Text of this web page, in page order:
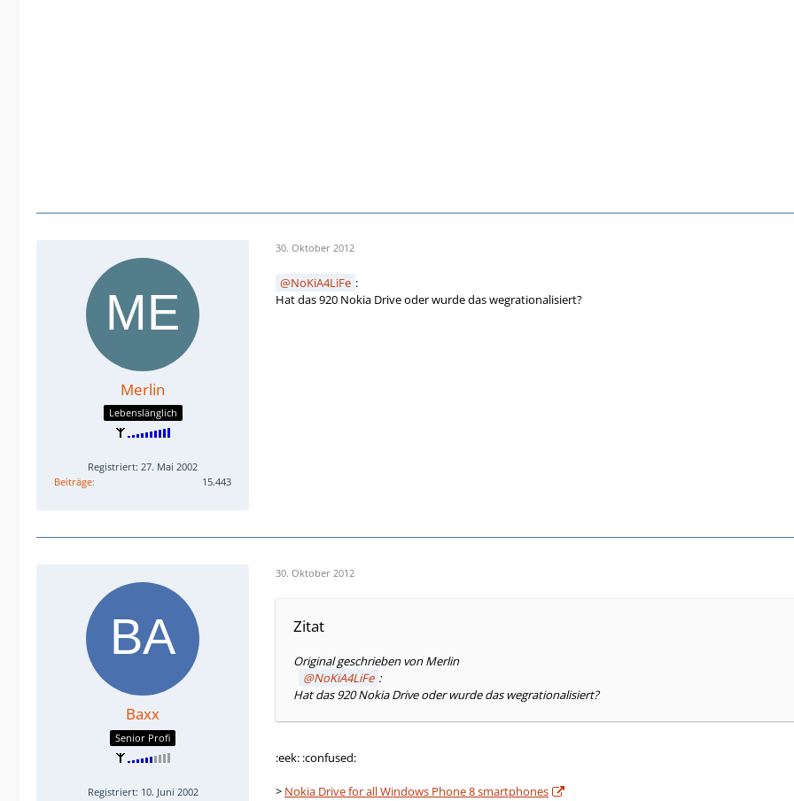
Merlin
Lebenslänglich
Registriert: 27. Mai 2002
Beiträge
15.443
30. Oktober 2012
NoKiA4LiFe :
Hat das 920 Nokia Drive oder wurde das wegrationalisiert?
Baxx
Senior Profi
Registriert: 10. Juni 2002
30. Oktober 2012
Zitat
Original geschrieben von Merlin
NoKiA4LiFe :
Hat das 920 Nokia Drive oder wurde das wegrationalisiert?
:eek: :confused:
> Nokia Drive for all Windows Phone 8 smartphones